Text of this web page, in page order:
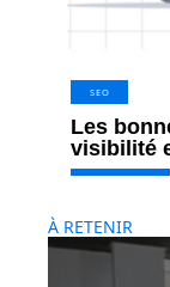
SEO
Les
visibilité
À RETENIR